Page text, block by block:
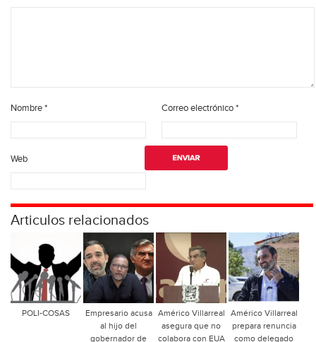
Nombre* Correo electrónico*
Web
Articulos relacionados
POLI-COSAS
Empresario acusa
al hijo del
gobernador de
Américo Villarreal
asegura que no
colabora con EUA
Américo Villarreal
prepara renuncia
como delegado